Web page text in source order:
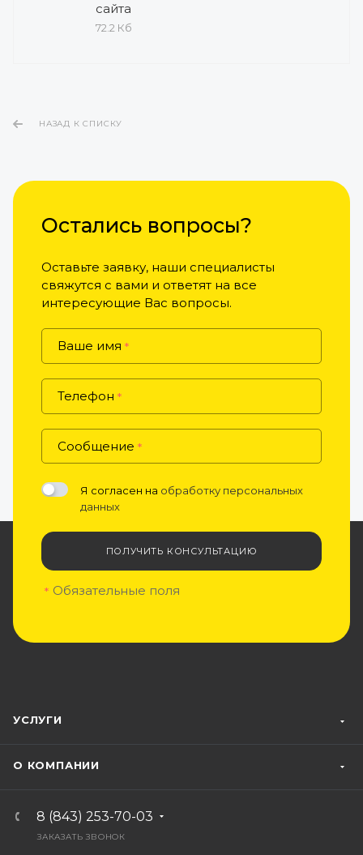
сайта
72.2 Кб
НАЗАД К СПИСКУ
Остались вопросы?
Оставьте заявку, наши специалисты
свяжутся с вами и ответят на все
интересующие Вас вопросы.
Ваше имя *
Телефон *
Сообщение *
Я согласен на обработку персональных
данных
ПОЛУЧИТЬ КОНСУЛЬТАЦИЮ
* Обязательные поля
УСЛУГИ
О КОМПАНИИ
8 (843) 253-70-03
ЗАКАЗАТЬ ЗВОНОК